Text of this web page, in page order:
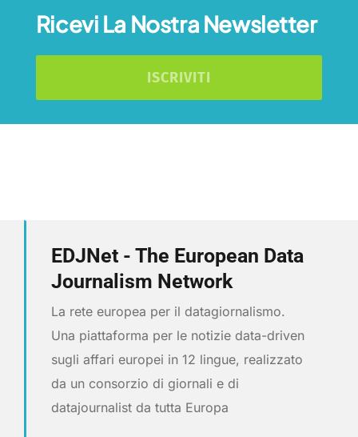
Ricevi La Nostra Newsletter
ISCRIVITI
EDJNet - The European Data
Journalism Network
La rete europea per il datagiornalismo.
Una piattaforma per le notizie data-driven
sugli affari europei in 12 lingue, realizzato
da un consorzio di giornali e di
datajournalist da tutta Europa